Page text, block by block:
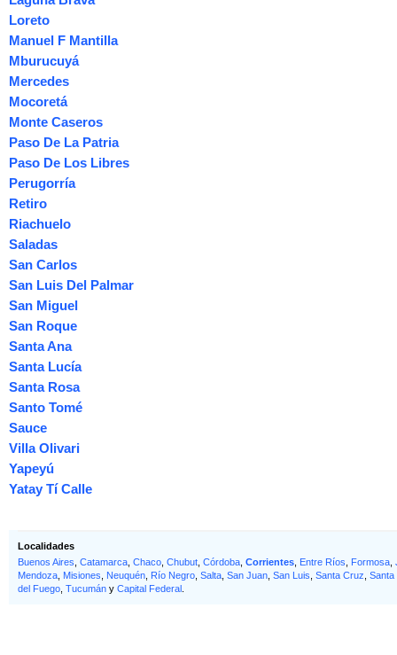
Loreto
Manuel F Mantilla
Mburucuyá
Mercedes
Mocoretá
Monte Caseros
Paso De La Patria
Paso De Los Libres
Perugorría
Retiro
Riachuelo
Saladas
San Carlos
San Luis Del Palmar
San Miguel
San Roque
Santa Ana
Santa Lucía
Santa Rosa
Santo Tomé
Sauce
Villa Olivari
Yapeyú
Yatay Tí Calle
Localidades
Buenos Aires Catamarca Chaco Chubut Córdoba Corrientes Entre Ríos Formosa
Mendoza Misiones Neuquén Río Negro Salta San Juan San Luis Santa Cruz Santa
del Fuego Tucumán y Capital Federal